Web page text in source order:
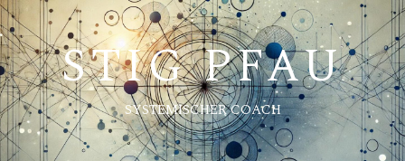
STIG PFAU
SYSTEMISCHER COACH